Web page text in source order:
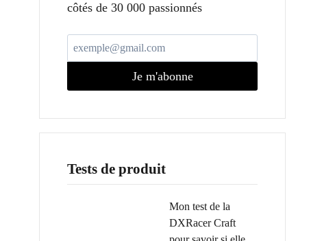
côtés de 30 000 passionnés
Je m'abonne
Tests de produit
Mon test de la
DXRacer Craft